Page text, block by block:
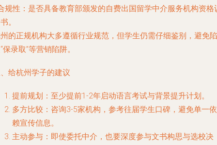
规性：是否具备教育部颁发的自费出国留学中介服务机构资格
。
的正规机构大多遵循行业规范，但学生仍需仔细鉴别，避免陷
保录取”等营销陷阱。
给杭州学子的建议
提前规划：至少提前1-2年启动语言考试与背景提升计划。
多方比较：咨询3-5家机构，参考往届学生口碑，避免单一依
赖宣传信息。
主动参与：即使委托中介，也要深度参与文书构思与选校决